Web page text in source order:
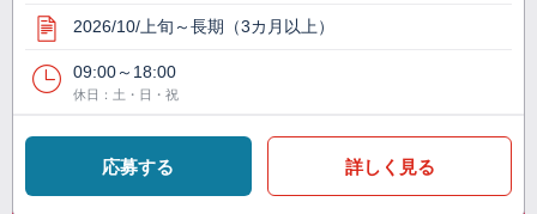
2026/10/上旬～長期（3カ月以上）
09:00～18:00
休日：土・日・祝
応募する 詳しく見る